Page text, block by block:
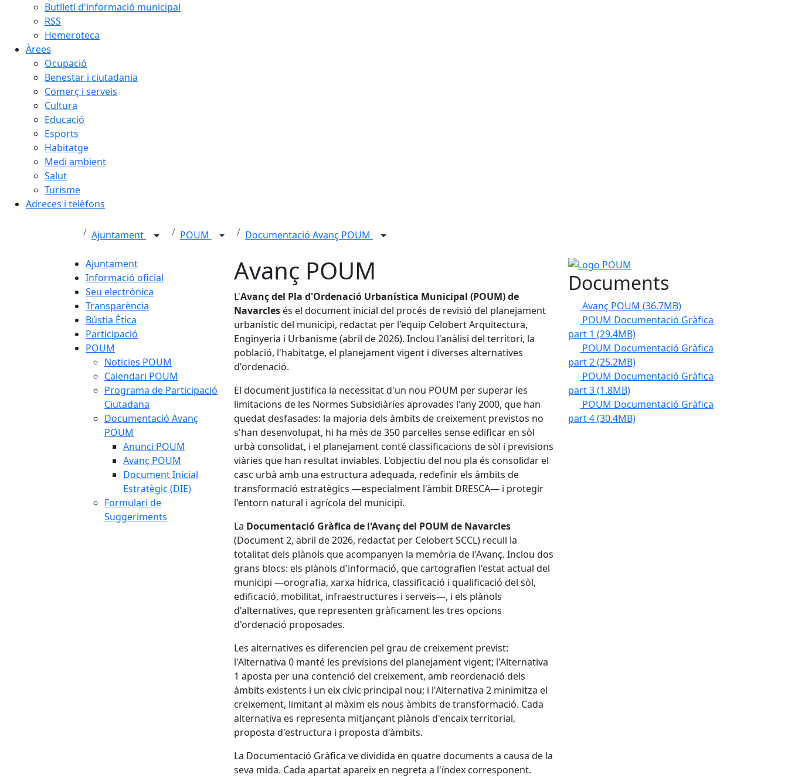
Butlletí d'informació municipal
RSS
Hemeroteca
Àrees
Ocupació
Benestar i ciutadania
Comerç i serveis
Cultura
Educació
Esports
Habitatge
Medi ambient
Salut
Turisme
Adreces i telèfons
Ajuntament POUM Documentació Avanç POUM
Ajuntament
Informació oficial
Seu electrònica
Transparència
Bústia Ètica
Participació
POUM
Noticies POUM
Calendari POUM
Programa de Participació
Ciutadana
Documentació Avanç
POUM
Anunci POUM
Avanç POUM
Document Inicial
Estratègic (DIE)
Formulari de
Suggeriments
Avanç POUM
L'Avanç del Pla d'Ordenació Urbanística Municipal (POUM) de
Navarcles és el document inicial del procés de revisió del planejament
urbanístic del municipi, redactat per l'equip Celobert Arquitectura,
Enginyeria i Urbanisme (abril de 2026). Inclou l'anàlisi del territori, la
població, l'habitatge, el planejament vigent i diverses alternatives
d'ordenació.
El document justifica la necessitat d'un nou POUM per superar les
limitacions de les Normes Subsidiàries aprovades l'any 2000, que han
quedat desfasades: la majoria dels àmbits de creixement previstos no
s'han desenvolupat, hi ha més de 350 parcel·les sense edificar en sòl
urbà consolidat, i el planejament conté classificacions de sòl i previsions
viàries que han resultat inviables. L'objectiu del nou pla és consolidar el
casc urbà amb una estructura adequada, redefinir els àmbits de
transformació estratègics —especialment l'àmbit DRESCA— i protegir
l'entorn natural i agrícola del municipi.
La Documentació Gràfica de l'Avanç del POUM de Navarcles
(Document 2, abril de 2026, redactat per Celobert SCCL) recull la
totalitat dels plànols que acompanyen la memòria de l'Avanç. Inclou dos
grans blocs: els plànols d'informació, que cartografien l'estat actual del
municipi —orografia, xarxa hídrica, classificació i qualificació del sòl,
edificació, mobilitat, infraestructures i serveis—, i els plànols
d'alternatives, que representen gràficament les tres opcions
d'ordenació proposades.
Les alternatives es diferencien pel grau de creixement previst:
l'Alternativa 0 manté les previsions del planejament vigent; l'Alternativa
1 aposta per una contenció del creixement, amb reordenació dels
àmbits existents i un eix cívic principal nou; i l'Alternativa 2 minimitza el
creixement, limitant al màxim els nous àmbits de transformació. Cada
alternativa es representa mitjançant plànols d'encaix territorial,
proposta d'estructura i proposta d'àmbits.
La Documentació Gràfica ve dividida en quatre documents a causa de la
seva mida. Cada apartat apareix en negreta a l'índex corresponent.
Logo POUM
Documents
Avanç POUM (36.7MB)
POUM Documentació Gràfica
part 1 (29.4MB)
POUM Documentació Gràfica
part 2(25.2MB)
POUM Documentació Gràfica
part 3(1.8MB)
POUM Documentació Gràfica
part 4(30.4MB)